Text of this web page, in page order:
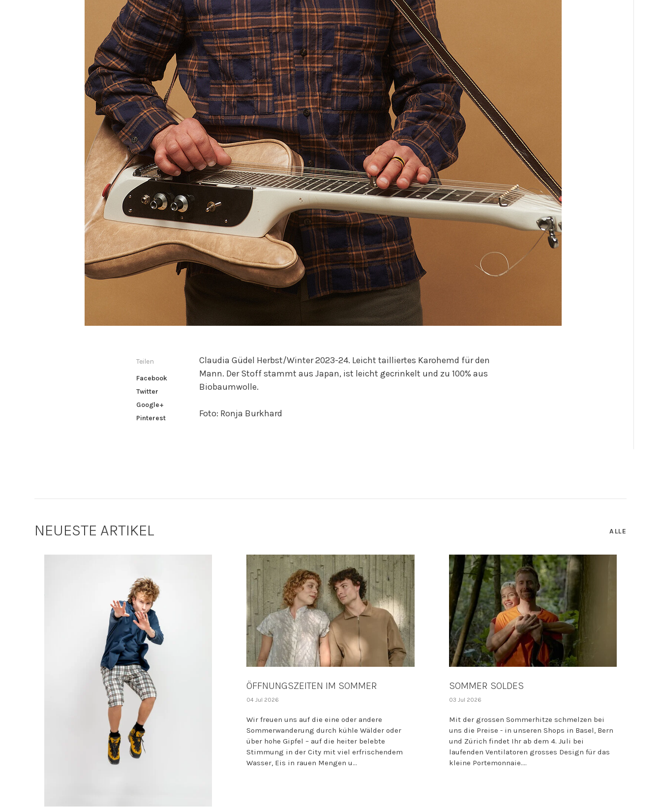
Teilen
Facebook
Twitter
Google+
Pinterest
Claudia Güdel Herbst/Winter 2023-24. Leicht tailliertes Karohemd für den
Mann. Der Stoff stammt aus Japan, ist leicht gecrinkelt und zu 100% aus
Biobaumwolle.
Foto: Ronja Burkhard
NEUESTE ARTIKEL ALLE
ÖFFNUNGSZEITEN IM SOMMER
04 Jul 2026
Wir freuen uns auf die eine oder andere
Sommerwanderung durch kühle Wälder oder
über hohe Gipfel – auf die heiter belebte
Stimmung in der City mit viel erfrischendem
Wasser, Eis in rauen Mengen u...
SOMMER SOLDES
03 Jul 2026
Mit der grossen Sommerhitze schmelzen bei
uns die Preise - in unseren Shops in Basel, Bern
und Zürich findet Ihr ab dem 4. Juli bei
laufenden Ventilatoren grosses Design für das
kleine Portemonnaie....